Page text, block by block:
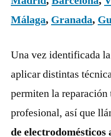
Málaga, Granada,
Una vez identificada
aplicar distintas
permiten la reparación
profesional, así que
de electrodomésticos